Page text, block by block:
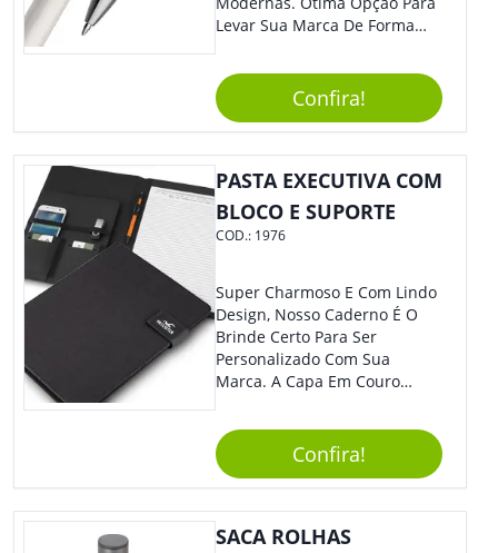
Levar Sua Marca De Forma
Sua Empresa Em Eventos,
Reuniões Corporativas Ou Até
Mesmo Para Presentear
Colaboradores E Parceiros De
Sua Empresa.
Confira!
PASTA EXECUTIVA COM
BLOCO E SUPORTE
COD.: 1976
Super Charmoso E Com Lindo
Design, Nosso Caderno É O
Brinde Certo Para Ser
Personalizado Com Sua
Marca. A Capa Em Couro
Elástico Permite Maior
Segurança Ao Carregá-Lo.
Ofereça A Seus Clientes E
Colaboradores, Sem Dúvidas
Eles Irão Adorar.
Confira!
SACA ROLHAS